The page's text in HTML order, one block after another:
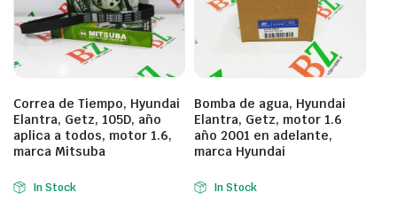
Correa de Tiempo, Hyundai
Elantra, Getz, 105D, año
aplica a todos, motor 1.6,
marca Mitsuba
In Stock
Bomba de agua, Hyundai
Elantra, Getz, motor 1.6
año 2001 en adelante,
marca Hyundai
In Stock